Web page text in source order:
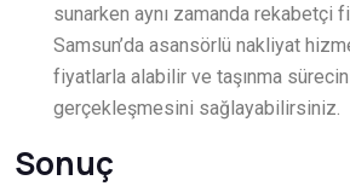
sunarken aynı zamanda rekabetçi
Samsun’da asansörlü nakliyat
fiyatlarla alabilir ve taşınma
gerçekleşmesini sağlayabilirsiniz.
Sonuç